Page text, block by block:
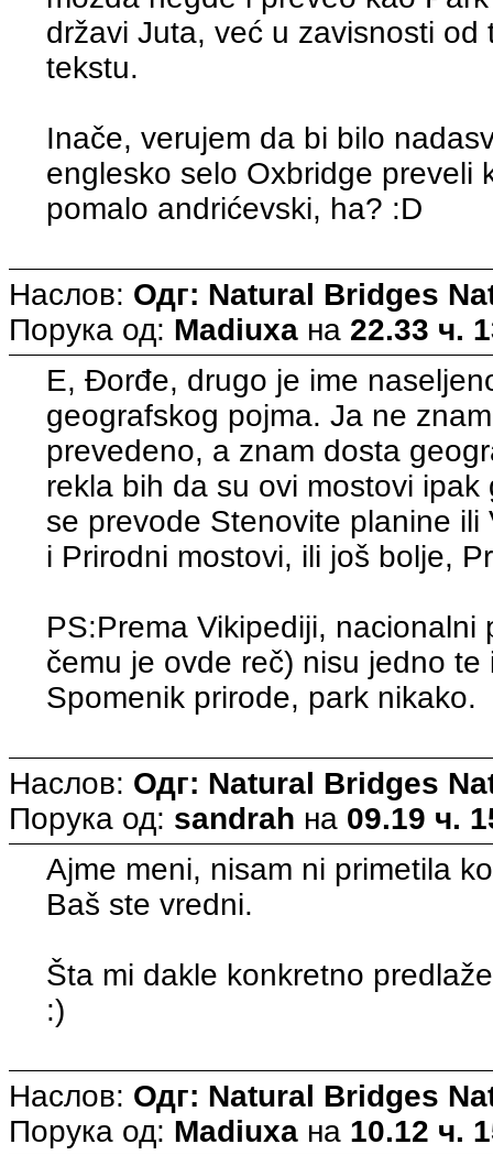
državi Juta, već u zavisnosti
tekstu.
Inače, verujem da bi bilo
englesko selo Oxbridge preveli
pomalo andrićevski, ha? :D
Наслов: Одг: Natural Bridges
Порука од: Madiuxa на 22.33 ч.
E, Đorđe, drugo je ime
geografskog pojma. Ja ne
prevedeno, a znam dosta
rekla bih da su ovi mostovi
se prevode Stenovite planine
i Prirodni mostovi, ili još bolje,
PS:Prema Vikipediji,
čemu je ovde reč) nisu jedno
Spomenik prirode, park nikako.
Наслов: Одг: Natural Bridges
Порука од: sandrah на 09.19 ч.
Ajme meni, nisam ni primetila
Baš ste vredni.
Šta mi dakle konkretno
:)
Наслов: Одг: Natural Bridges
Порука од: Madiuxa на 10.12 ч.